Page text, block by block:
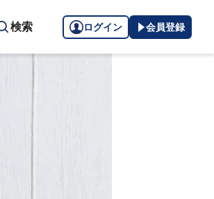
検索 ログイン 会員登録